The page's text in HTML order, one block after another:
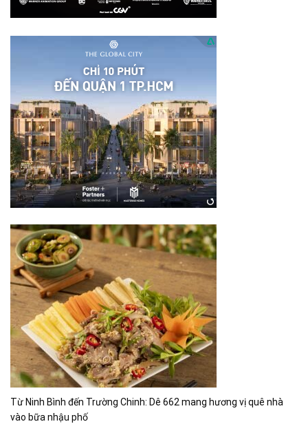
Từ Ninh Bình đến Trường Chinh: Dê 662 mang hương vị quê nhà
vào bữa nhậu phố